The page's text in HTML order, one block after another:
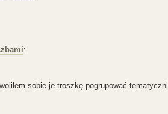
:
sobie je troszkę pogrupować